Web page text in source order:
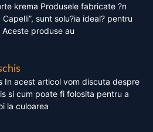
krema Produsele fabricate ?n
sunt solu?ia ideal? pentru
produse au
In acest articol vom discuta despre
si cum poate fi folosita pentru a
la culoarea